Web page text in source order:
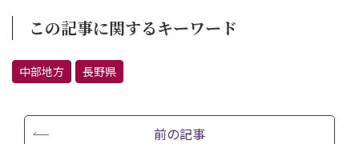
この記事に関するキーワード
中部地方 長野県
前の記事